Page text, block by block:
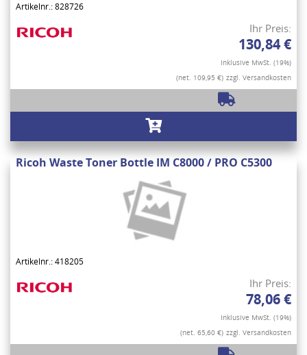
Artikelnr.: 828726
Ihr Preis:
130,84 €
Inklusive MwSt. (19%)
(net. 109,95 €) zzgl. Versandkosten
Ricoh Waste Toner Bottle IM C8000 / PRO C5300
Artikelnr.: 418205
Ihr Preis:
78,06 €
Inklusive MwSt. (19%)
(net. 65,60 €) zzgl. Versandkosten